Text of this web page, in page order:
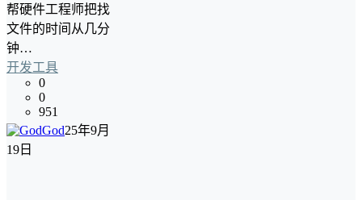
帮硬件工程师把找
文件的时间从几分
钟…
开发工具
0
0
951
God25年9月
19日